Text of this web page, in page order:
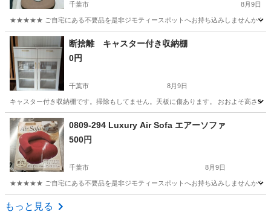
千葉市 8月9日
★★★★★ ご自宅にある不要品を是非ジモティースポットへお持ち込みしませんか？
千葉 千葉市 椅子 骨盤矯正
断捨離 キャスター付き収納棚
0円
千葉市 8月9日
キャスター付き収納棚です。掃除もしてません。天板に傷あります。 おおよそ高さ
千葉 千葉市
0809-294 Luxury Air Sofa エアーソファ
500円
千葉市 8月9日
★★★★★ ご自宅にある不要品を是非ジモティースポットへお持ち込みしませんか？
千葉 千葉市
もっと見る